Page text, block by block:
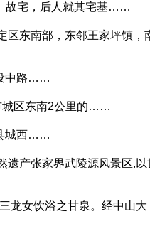
故宅，后人就其宅基……
东南部，东邻王家坪镇，
中路……
区东南2公里的……
城西……
产张家界武陵源风景区,以
龙女饮浴之甘泉。经中山大